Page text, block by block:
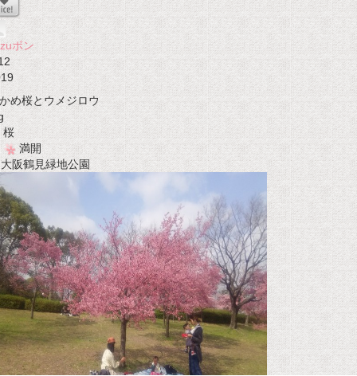
ボン
め桜とウメジロウ
桜
満開
阪鶴見緑地公園